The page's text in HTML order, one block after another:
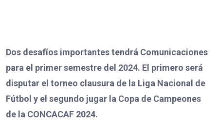
Dos desafíos importantes tendrá Comunicaciones
para el primer semestre del 2024. El primero será
disputar el torneo clausura de la Liga Nacional de
Fútbol y el segundo jugar la Copa de Campeones
de la CONCACAF 2024.